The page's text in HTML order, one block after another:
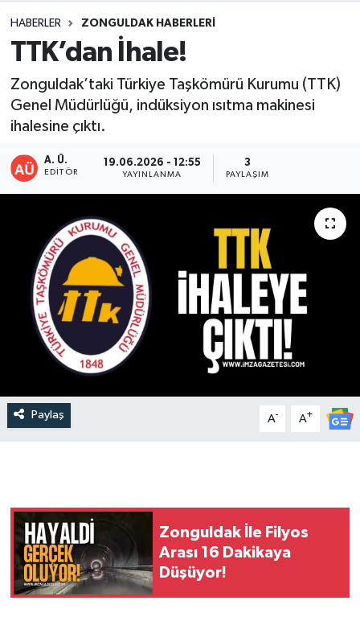
HABERLER ZONGULDAK HABERLERI
TTK’dan İhale!
Zonguldak’taki Türkiye Taşkömürü Kurumu (TTK)
Genel Müdürlüğü, indüksiyon ısıtma makinesi
ihalesine çıktı.
A. Ü.
EDITÖR
19.06.2026 - 12:55
YAYINLANMA
3
PAYLAŞIM
Paylaş A- A+
Zonguldak İle Filyos
Arası 16 Dakikaya
Düşüyor!
DEVREK
EREĞLİ
GÖKÇEBEY
KARABÜK
KASTAMONU